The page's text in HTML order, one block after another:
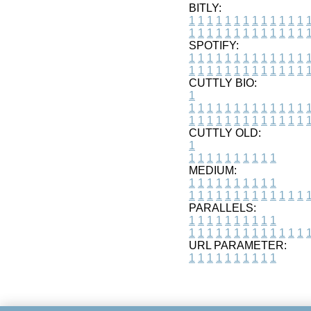
BITLY:
1 1 1 1 1 1 1 1 1 1 1 1 1 1
1 1 1 1 1 1 1 1 1 1 1 1 1 1
SPOTIFY:
1 1 1 1 1 1 1 1 1 1 1 1 1 1
1 1 1 1 1 1 1 1 1 1 1 1 1 1
CUTTLY BIO:
1
1 1 1 1 1 1 1 1 1 1 1 1 1 1
1 1 1 1 1 1 1 1 1 1 1 1 1 1
CUTTLY OLD:
1
1 1 1 1 1 1 1 1 1 1
MEDIUM:
1 1 1 1 1 1 1 1 1 1
1 1 1 1 1 1 1 1 1 1 1 1 1 1
PARALLELS:
1 1 1 1 1 1 1 1 1 1
1 1 1 1 1 1 1 1 1 1 1 1 1 1
URL PARAMETER:
1 1 1 1 1 1 1 1 1 1